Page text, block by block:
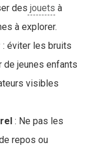
des jouets à
à explorer.
: éviter les bruits
de jeunes enfants
visibles
: Ne pas les
repos ou